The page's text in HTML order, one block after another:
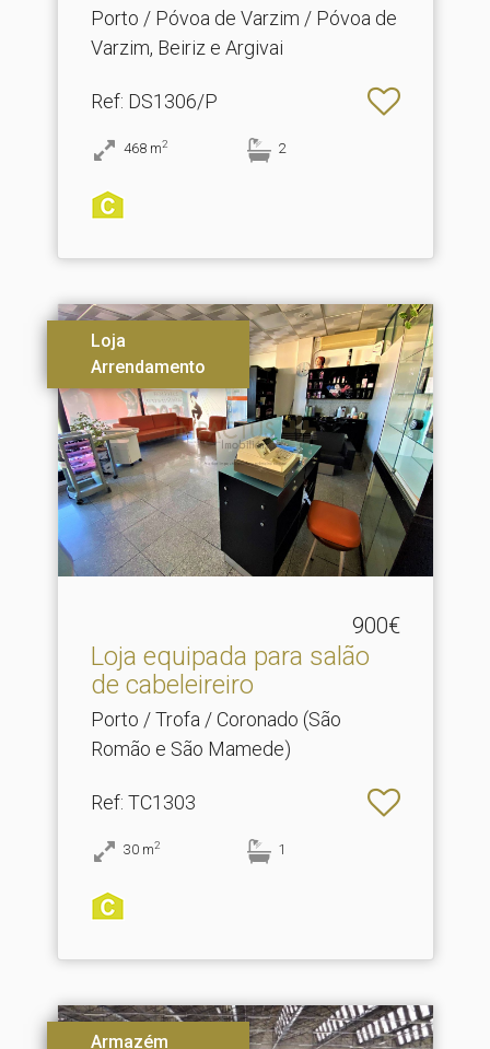
Porto / Póvoa de Varzim / Póvoa de
Varzim, Beiriz e Argivai
Ref: DS1306/P
468 m2 2
Loja
Arrendamento
900€
Loja equipada para salão
de cabeleireiro
Porto / Trofa / Coronado (São
Romão e São Mamede)
Ref: TC1303
30 m2 1
Armazém